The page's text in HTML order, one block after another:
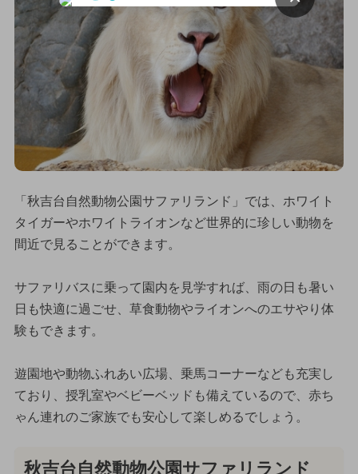
「秋吉台自然動物公園サファリランド」では、ホワイト
タイガーやホワイトライオンなど世界的に珍しい動物を
間近で見ることができます。
サファリバスに乗って園内を見学すれば、雨の日も暑い
日も快適に過ごせ、草食動物やライオンへのエサやり体
験もできます。
遊園地や動物ふれあい広場、乗馬コーナーなども充実し
ており、授乳室やベビーベッドも備えているので、赤ち
ゃん連れのご家族でも安心して楽しめるでしょう。
秋吉台自然動物公園サファリランド